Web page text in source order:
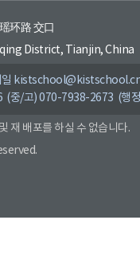
环路 交口
District, Tianjin, China
일
중/고) 070-7938-2673 (행
재 배포를 하실 수 없습니다.